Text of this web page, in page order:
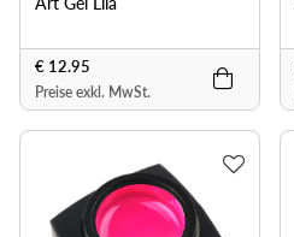
€ 12.95
Preise exkl. MwSt.